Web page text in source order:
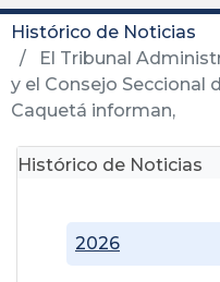
Histórico de Noticias
El Tribunal
y el Consejo Seccional
Caquetá informan,
Histórico de Noticias
2026